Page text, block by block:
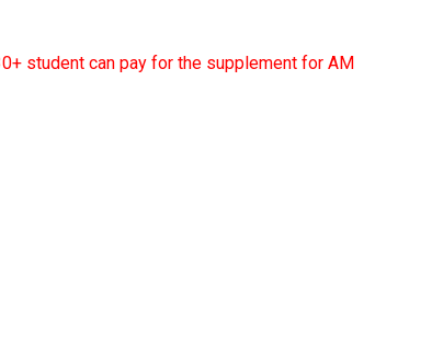
student can pay for the supplement for AM